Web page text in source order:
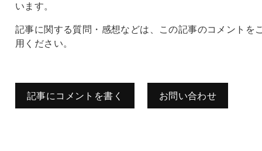
います。
記事に関する質問・感想などは、この記事のコメントを
用ください。
記事にコメントを書く お問い合わせ